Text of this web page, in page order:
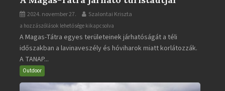
2024. november 27. Szalontai Kriszta
A
Magas-
Tátra
járható
turistaútjai
a hozzászólások lehetősége kikapcsolva
A Magas-Tátra egyes területeinek járhatóságát a téli
időszakban a lavinaveszély és hóviharok miatt korlátozzák.
A TANAP...
Outdoor